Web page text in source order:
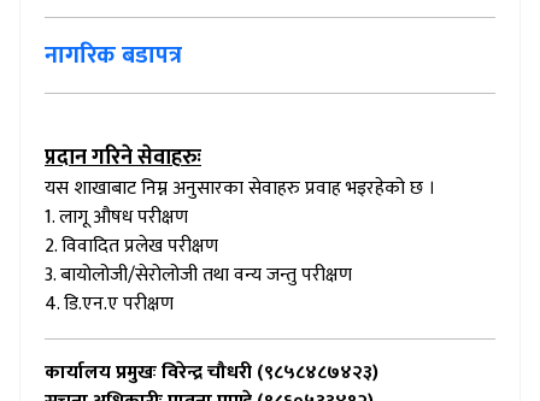
नागरिक बडापत्र
प्रदान गरिने सेवाहरुः
यस शाखाबाट निम्न अनुसारका सेवाहरु प्रवाह भइरहेको छ ।
1. लागू औषध परीक्षण
2. विवादित प्रलेख परीक्षण
3. बायोलोजी/सेरोलोजी तथा वन्य जन्तु परीक्षण
4. डि.एन.ए परीक्षण
कार्यालय प्रमुखः विरेन्द्र चौधरी (९८५८४८७४२३)